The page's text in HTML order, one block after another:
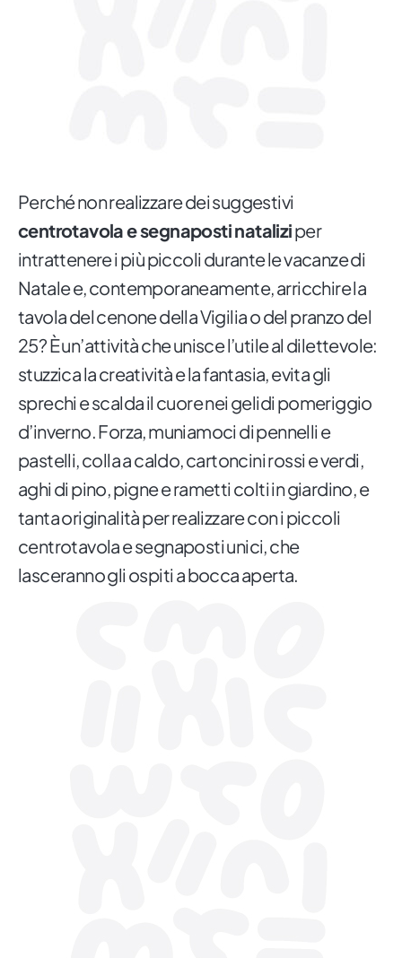
Perché non realizzare dei suggestivi
centrotavola e segnaposti nataliziper
intrattenere i più piccoli durante le vacanze di
Natale e, contemporaneamente, arricchire la
tavola del cenone della Vigilia o del pranzo del
25? È un’attività che unisce l’utile al dilettevole:
stuzzica la creatività e la fantasia, evita gli
sprechi e scalda il cuore nei gelidi pomeriggio
d’inverno. Forza, muniamoci di pennelli e
pastelli, colla a caldo, cartoncini rossi e verdi,
aghi di pino, pigne e rametti colti in giardino, e
tanta originalità per realizzare con i piccoli
centrotavola e segnaposti unici, che
lasceranno gli ospiti a bocca aperta.